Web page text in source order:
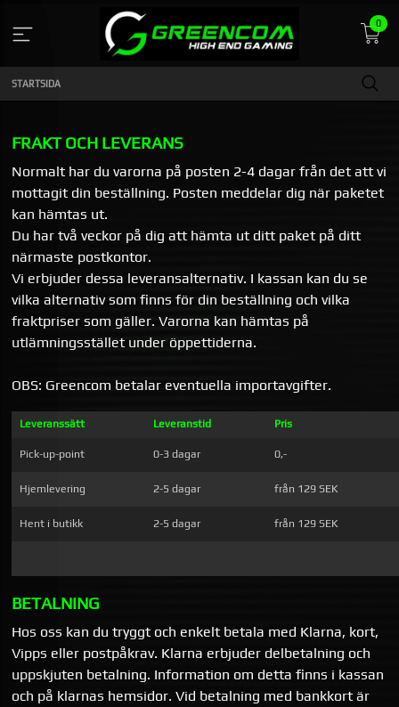
innehåll
0
STARTSIDA
FRAKT OCH LEVERANS
Normalt har du varorna på posten 2-4 dagar från det att vi
mottagit din beställning. Posten meddelar dig när paketet
kan hämtas ut.
Du har två veckor på dig att hämta ut ditt paket på ditt
närmaste postkontor.
Vi erbjuder dessa leveransalternativ. I kassan kan du se
vilka alternativ som finns för din beställning och vilka
fraktpriser som gäller. Varorna kan hämtas på
utlämningsstället under öppettiderna.
OBS: Greencom betalar eventuella importavgifter.
Leveranssätt Leveranstid Pris
Pick-up-point 0-3 dagar 0,-
Hjemlevering 2-5 dagar från 129 SEK
Hent i butikk 2-5 dagar från 129 SEK
BETALNING
Hos oss kan du tryggt och enkelt betala med Klarna, kort,
Vipps eller postpåkrav. Klarna erbjuder delbetalning och
uppskjuten betalning. Information om detta finns i kassan
och på klarnas hemsidor. Vid betalning med bankkort är